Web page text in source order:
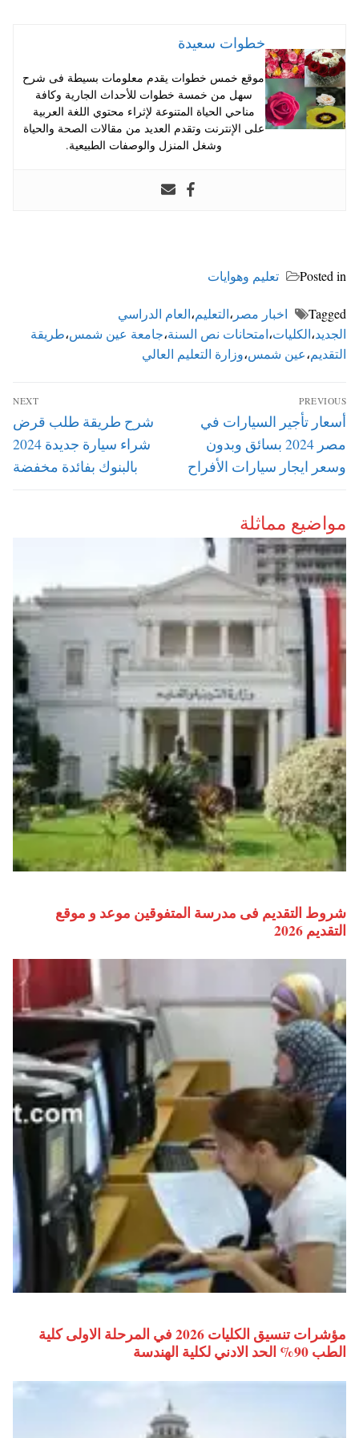
خطوات سعيدة
موقع خمس خطوات يقدم معلومات بسيطة فى شرح
سهل من خمسة خطوات للأحداث الجارية وكافة
مناحي الحياة المتنوعة لإثراء محتوي اللغة العربية
على الإنترنت وتقدم العديد من مقالات الصحة والحياة
وشغل المنزل والوصفات الطبيعية.
Posted in تعليم وهوايات
Tagged اخبار مصر ،التعليم،العام الدراسي
الجديد،الكليات،امتحانات نص السنة،جامعة عين شمس،طريقة
التقديم،عين شمس،وزارة التعليم العالي
تصفّح
المقالات
PREVIOUS
Previous
أسعار تأجير السيارات في
مصر 2024 بسائق وبدون
وسعر ايجار سيارات الأفراح
NEXT
Next
post:
شرح طريقة طلب قرض
شراء سيارة جديدة 2024
بالبنوك بفائدة مخفضة
مواضيع مماثلة
شروط التقديم فى مدرسة المتفوقين موعد و موقع
التقديم 2026
مؤشرات تنسيق الكليات 2026 في المرحلة الاولى كلية
الطب 90% الحد الادني لكلية الهندسة